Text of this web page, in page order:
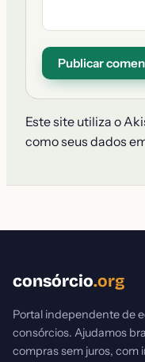
Este site utiliza o
como seus dados
consórcio.org
Portal independente de
consórcios. Ajudamos
compras sem juros, com